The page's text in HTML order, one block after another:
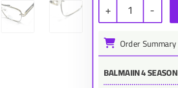
+ 1 -
Order Summary
BALMAIIN 4 SEASON